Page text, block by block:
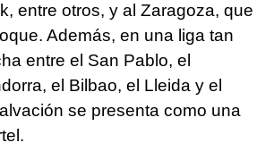
entre otros, y al Zaragoza, que
Además, en una liga tan
entre el San Pablo, el
el Bilbao, el Lleida y el
se presenta como una